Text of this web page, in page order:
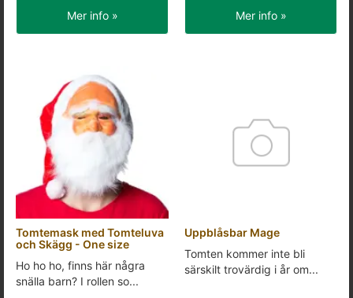
Mer info » Mer info »
Tomtemask med Tomteluva
och Skägg - One size
Ho ho ho, finns här några
snälla barn? I rollen so...
Uppblåsbar Mage
Tomten kommer inte bli
särskilt trovärdig i år om...